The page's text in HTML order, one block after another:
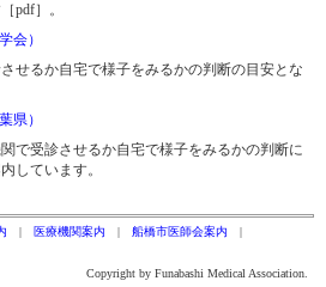
pdf］。
会）
せるか自宅で様子をみるかの判断の目安とな
県）
で受診させるか自宅で様子をみるかの判断に
しています。
医療機関案内
船橋市医師会案内
Copyright by Funabashi Medical Association.